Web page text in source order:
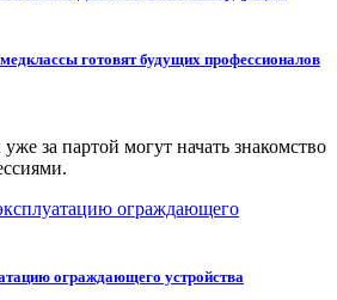
готовят будущих профессионалов
за партой могут начать знакомство
ограждающего устройства